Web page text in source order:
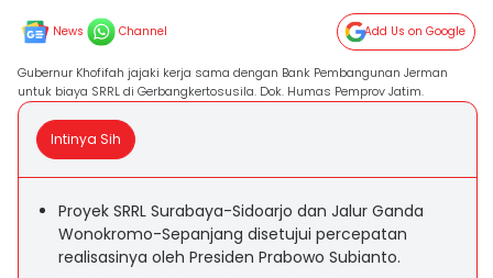
News Channel Add Us on Google
Gubernur Khofifah jajaki kerja sama dengan Bank Pembangunan Jerman
untuk biaya SRRL di Gerbangkertosusila. Dok. Humas Pemprov Jatim.
Intinya Sih
Proyek SRRL Surabaya-Sidoarjo dan Jalur Ganda
Wonokromo-Sepanjang disetujui percepatan
realisasinya oleh Presiden Prabowo Subianto.